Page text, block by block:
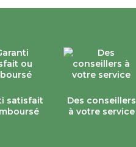
satisfait
Des conseillers
à votre service